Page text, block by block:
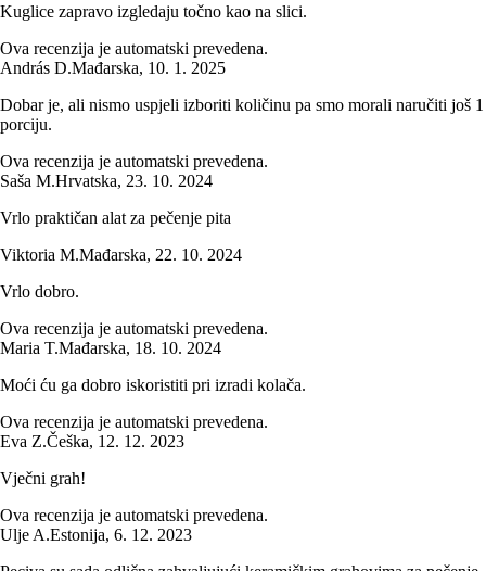
Kuglice zapravo izgledaju točno kao na slici.
Ova recenzija je automatski prevedena.
András D.Mađarska, 10. 1. 2025
Dobar je, ali nismo uspjeli izboriti količinu pa smo morali naručiti još 1
porciju.
Ova recenzija je automatski prevedena.
Saša M.Hrvatska, 23. 10. 2024
Vrlo praktičan alat za pečenje pita
Viktoria M.Mađarska, 22. 10. 2024
Vrlo dobro.
Ova recenzija je automatski prevedena.
Maria T.Mađarska, 18. 10. 2024
Moći ću ga dobro iskoristiti pri izradi kolača.
Ova recenzija je automatski prevedena.
Eva Z.Češka, 12. 12. 2023
Vječni grah!
Ova recenzija je automatski prevedena.
Ulje A.Estonija, 6. 12. 2023